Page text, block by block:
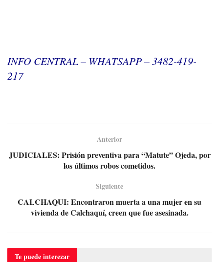
INFO CENTRAL – WHATSAPP – 3482-419-
217
Anterior
JUDICIALES: Prisión preventiva para “Matute” Ojeda, por
los últimos robos cometidos.
Siguiente
CALCHAQUI: Encontraron muerta a una mujer en su
vivienda de Calchaquí, creen que fue asesinada.
Te puedeinterezar